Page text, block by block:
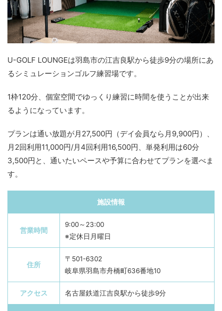
U-GOLF LOUNGEは羽島市の江吉良駅から徒歩9分の場所にあ
るシミュレーションゴルフ練習場です。
1枠120分、個室空間でゆっくり練習に時間を使うことが出来
るようになっています。
プランは通い放題が月27,500円（デイ会員なら月9,900円）、
月2回利用11,000円/月4回利用16,500円、単発利用は60分
3,500円と、通いたいペースや予算に合わせてプランを選べま
す。
施設情報
営業時間
9:00～23:00
※定休日月曜日
住所
〒501-6302
岐阜県羽島市舟橋町636番地10
アクセス 名古屋鉄道江吉良駅から徒歩9分